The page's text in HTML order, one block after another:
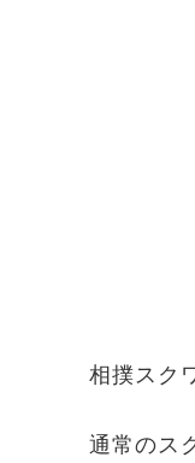
相撲スク
通常のス